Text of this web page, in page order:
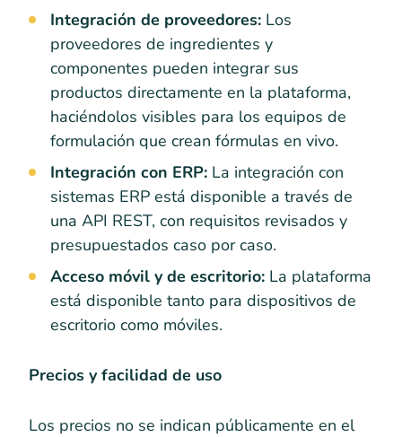
Integración de proveedores: Los
proveedores de ingredientes y
componentes pueden integrar sus
productos directamente en la plataforma,
haciéndolos visibles para los equipos de
formulación que crean fórmulas en vivo.
Integración con ERP: La integración con
sistemas ERP está disponible a través de
una API REST, con requisitos revisados y
presupuestados caso por caso.
Acceso móvil y de escritorio: La plataforma
está disponible tanto para dispositivos de
escritorio como móviles.
Precios y facilidad de uso
Los precios no se indican públicamente en el